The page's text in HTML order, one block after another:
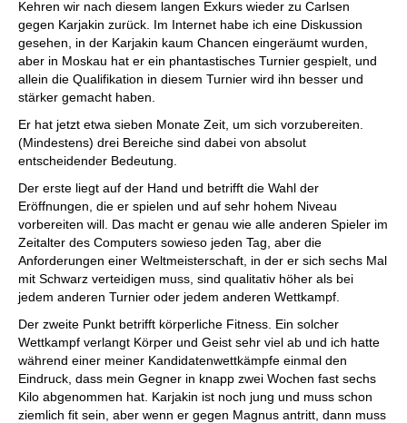
Kehren wir nach diesem langen Exkurs wieder zu Carlsen
gegen Karjakin zurück. Im Internet habe ich eine Diskussion
gesehen, in der Karjakin kaum Chancen eingeräumt wurden,
aber in Moskau hat er ein phantastisches Turnier gespielt, und
allein die Qualifikation in diesem Turnier wird ihn besser und
stärker gemacht haben.
Er hat jetzt etwa sieben Monate Zeit, um sich vorzubereiten.
(Mindestens) drei Bereiche sind dabei von absolut
entscheidender Bedeutung.
Der erste liegt auf der Hand und betrifft die Wahl der
Eröffnungen, die er spielen und auf sehr hohem Niveau
vorbereiten will. Das macht er genau wie alle anderen Spieler im
Zeitalter des Computers sowieso jeden Tag, aber die
Anforderungen einer Weltmeisterschaft, in der er sich sechs Mal
mit Schwarz verteidigen muss, sind qualitativ höher als bei
jedem anderen Turnier oder jedem anderen Wettkampf.
Der zweite Punkt betrifft körperliche Fitness. Ein solcher
Wettkampf verlangt Körper und Geist sehr viel ab und ich hatte
während einer meiner Kandidatenwettkämpfe einmal den
Eindruck, dass mein Gegner in knapp zwei Wochen fast sechs
Kilo abgenommen hat. Karjakin ist noch jung und muss schon
ziemlich fit sein, aber wenn er gegen Magnus antritt, dann muss